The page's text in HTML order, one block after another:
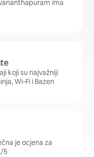
ima
koji su najvažniji
Wi-Fi i Bazen
je ocjena za
5